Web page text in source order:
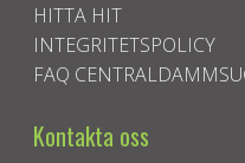
HITTA HIT
INTEGRITETSPOLICY
FAQ
Kontakta oss